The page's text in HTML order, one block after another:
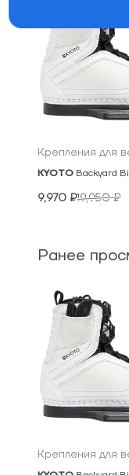
Крепления для
KYOTO Backyard
9,970 ₽19,950₽
Ранее
Крепления для